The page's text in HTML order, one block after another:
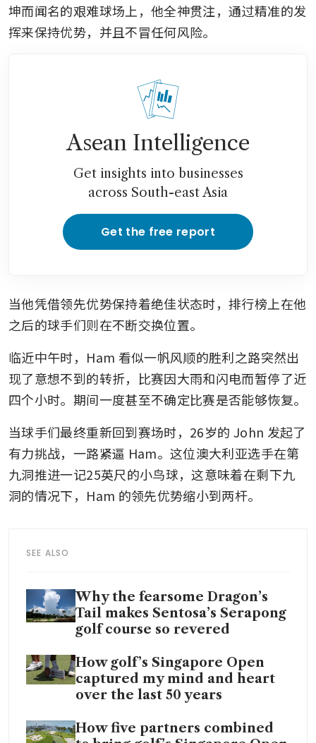
坤而闻名的艰难球场上，他全神贯注，通过精准的发
挥来保持优势，并且不冒任何风险。
Asean Intelligence
Get insights into businesses
across South-east Asia
Get the free report
当他凭借领先优势保持着绝佳状态时，排行榜上在他
之后的球手们则在不断交换位置。
临近中午时，Ham 看似一帆风顺的胜利之路突然出
现了意想不到的转折，比赛因大雨和闪电而暂停了近
四个小时。期间一度甚至不确定比赛是否能够恢复。
当球手们最终重新回到赛场时，26岁的 John 发起了
有力挑战，一路紧逼 Ham。这位澳大利亚选手在第
九洞推进一记25英尺的小鸟球，这意味着在剩下九
洞的情况下，Ham 的领先优势缩小到两杆。
SEE ALSO
Why the fearsome Dragon’s
Tail makes Sentosa’s Serapong
golf course so revered
How golf’s Singapore Open
captured my mind and heart
over the last 50 years
How five partners combined